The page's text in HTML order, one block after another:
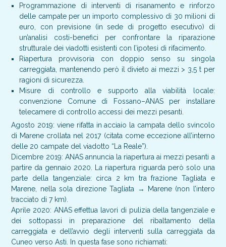
Programmazione di interventi di risanamento e rinforzo
delle campate per un importo complessivo di 30 milioni di
euro, con previsione (in sede di progetto esecutivo) di
un’analisi costi-benefici per confrontare la riparazione
strutturale dei viadotti esistenti con l’ipotesi di rifacimento.
Riapertura provvisoria con doppio senso su singola
carreggiata, mantenendo però il divieto ai mezzi > 3,5 t per
ragioni di sicurezza.
Misure di controllo e supporto alla viabilità locale:
convenzione Comune di Fossano–ANAS per installare
telecamere di controllo accessi dei mezzi pesanti.
Agosto 2019: viene rifatta in acciaio la campata dello svincolo
di Marene crollata nel 2017 (citata come eccezione all’interno
delle 20 campate del viadotto “La Reale”).
Dicembre 2019: ANAS annuncia la riapertura ai mezzi pesanti a
partire da gennaio 2020. La riapertura riguarda però solo una
parte della tangenziale: circa 2 km tra frazione Tagliata e
Marene, nella sola direzione Tagliata → Marene (non l’intero
tracciato di 7 km).
Aprile 2020: ANAS effettua lavori di pulizia della tangenziale e
dei sottopassi in preparazione del ribaltamento della
carreggiata e dell’avvio degli interventi sulla carreggiata da
Cuneo verso Asti. In questa fase sono richiamati: